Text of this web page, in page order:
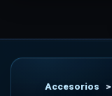
Accesorios >